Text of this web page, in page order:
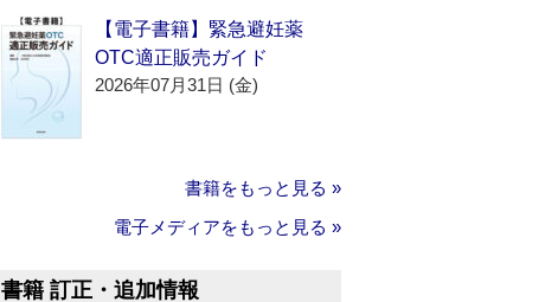
【電子書籍】緊急避妊薬
OTC適正販売ガイド
2026年07月31日 (金)
書籍をもっと見る »
電子メディアをもっと見る »
書籍 訂正・追加情報